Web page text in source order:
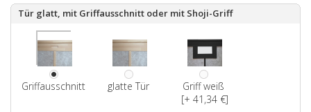
Tür glatt, mit Griffausschnitt oder mit Shoji-Griff
Griffausschnitt glatte Tür
Griff weiß
[+ 41,34 €]